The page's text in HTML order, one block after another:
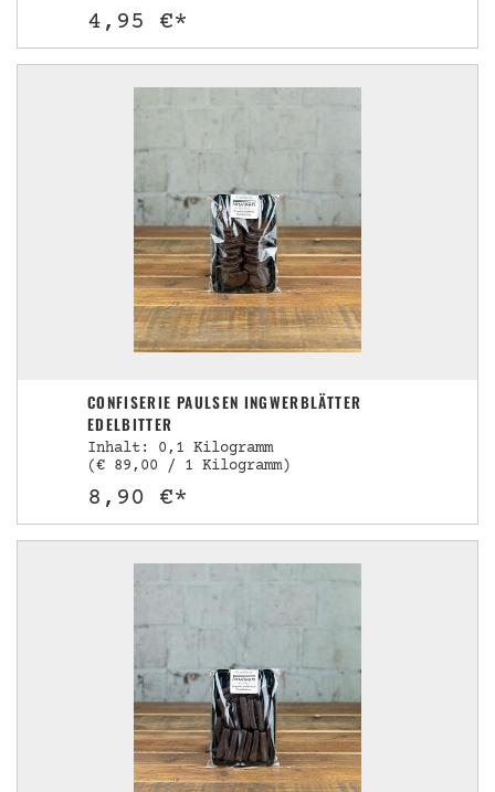
4,95 €*
CONFISERIE PAULSEN INGWERBLÄTTER
EDELBITTER
Inhalt: 0,1 Kilogramm
(€ 89,00 / 1 Kilogramm)
8,90 €*